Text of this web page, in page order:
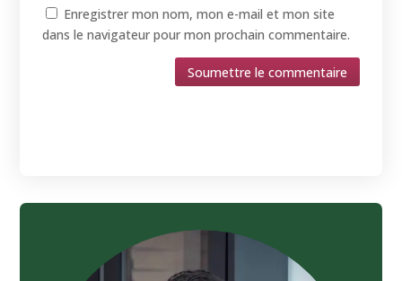
Enregistrer mon nom, mon e-mail et mon site
dans le navigateur pour mon prochain commentaire.
Soumettre le commentaire